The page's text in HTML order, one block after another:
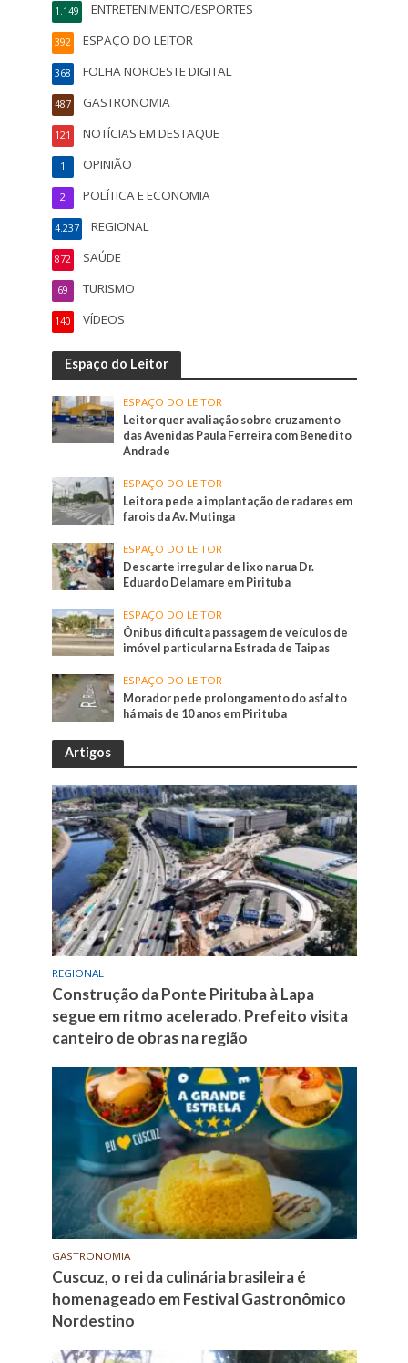
ENTRETENIMENTO/ESPORTES
1.149
ESPAÇO DO LEITOR
392
FOLHA NOROESTE DIGITAL
368
GASTRONOMIA
487
NOTÍCIAS EM DESTAQUE
121
OPINIÃO
1
POLÍTICA E ECONOMIA
2
REGIONAL
4.237
SAÚDE
872
TURISMO
69
VÍDEOS
140
Espaço do Leitor
ESPAÇO DO LEITOR
Leitor quer avaliação sobre cruzamento
das Avenidas Paula Ferreira com Benedito
Andrade
ESPAÇO DO LEITOR
Leitora pede a implantação de radares em
farois da Av. Mutinga
ESPAÇO DO LEITOR
Descarte irregular de lixo na rua Dr.
Eduardo Delamare em Pirituba
ESPAÇO DO LEITOR
Ônibus dificulta passagem de veículos de
imóvel particular na Estrada de Taipas
ESPAÇO DO LEITOR
Morador pede prolongamento do asfalto
há mais de 10 anos em Pirituba
Artigos
REGIONAL
Construção da Ponte Pirituba à Lapa
segue em ritmo acelerado. Prefeito visita
canteiro de obras na região
GASTRONOMIA
Cuscuz, o rei da culinária brasileira é
homenageado em Festival Gastronômico
Nordestino